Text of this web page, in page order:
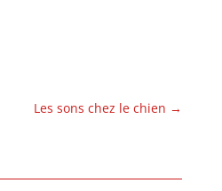
Les sons chez le chien →